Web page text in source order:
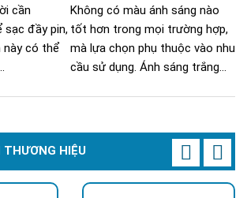
cần
sạc đầy pin,
này có thể
Không có màu ánh sáng nào
tốt hơn trong mọi trường hợp,
mà lựa chọn phụ thuộc vào nhu
cầu sử dụng. Ánh sáng trắng...
THƯƠNG HIỆU